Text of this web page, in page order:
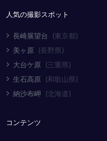
人気の撮影スポット
長崎展望台
(東京都)
美ヶ原 (長野県)
大台ケ原 (三重県)
生石高原 (和歌山県)
納沙布岬
(北海道)
コンテンツ